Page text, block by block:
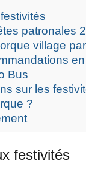
patronales
village
Bus
sur les
?
festivités